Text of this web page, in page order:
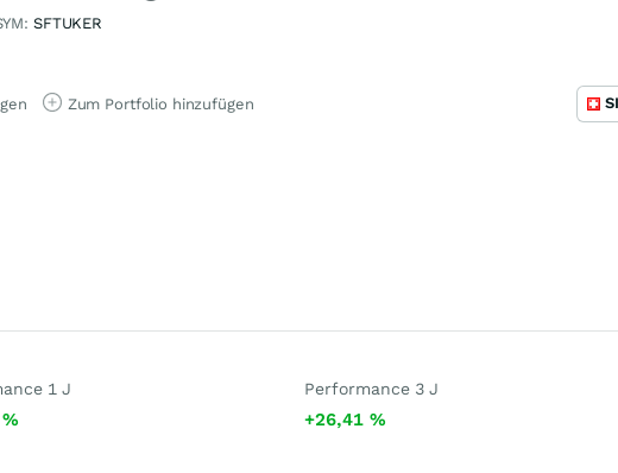
SFTUKER
Zum Portfolio hinzufügen
1 J
%
Performance 3 J
+26,41%